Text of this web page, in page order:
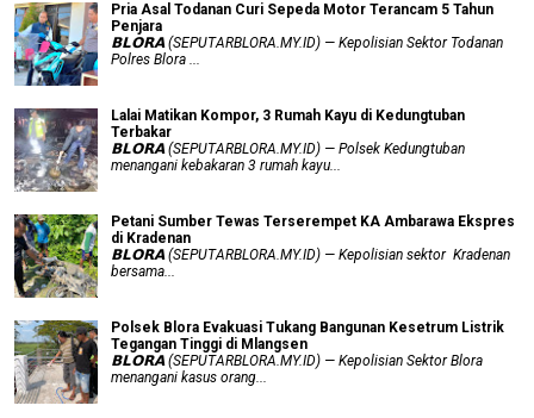
Pria Asal Todanan Curi Sepeda Motor Terancam 5 Tahun
Penjara
𝗕𝗟𝗢𝗥𝗔 (SEPUTARBLORA.MY.ID) — Kepolisian Sektor Todanan
Polres Blora ...
Lalai Matikan Kompor, 3 Rumah Kayu di Kedungtuban
Terbakar
𝗕𝗟𝗢𝗥𝗔 (SEPUTARBLORA.MY.ID) — Polsek Kedungtuban
menangani kebakaran 3 rumah kayu...
Petani Sumber Tewas Terserempet KA Ambarawa Ekspres
di Kradenan
𝗕𝗟𝗢𝗥𝗔 (SEPUTARBLORA.MY.ID) — Kepolisian sektor Kradenan
bersama...
Polsek Blora Evakuasi Tukang Bangunan Kesetrum Listrik
Tegangan Tinggi di Mlangsen
𝗕𝗟𝗢𝗥𝗔 (SEPUTARBLORA.MY.ID) — Kepolisian Sektor Blora
menangani kasus orang...